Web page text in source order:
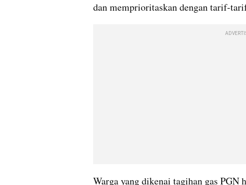
dan memprioritaskan dengan tarif-
Warga yang dikenai tagihan gas PGN